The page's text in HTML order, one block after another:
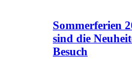
Sommerferien
sind die
Besuch